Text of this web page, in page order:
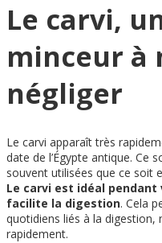
Le carvi,
minceur à
négliger
Le carvi apparaît très
date de l’Égypte antique. Ce
souvent utilisées que ce soit
Le carvi est idéal
facilite la digestion. Cela
quotidiens liés à la digestion,
rapidement.